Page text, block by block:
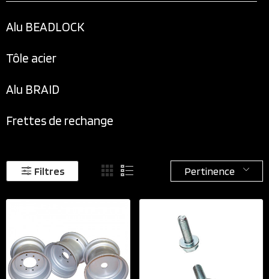
Alu BEADLOCK
Tôle acier
Alu BRAID
Frettes de rechange
Filtres Pertinence